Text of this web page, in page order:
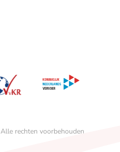
Alle rechten voorbehouden